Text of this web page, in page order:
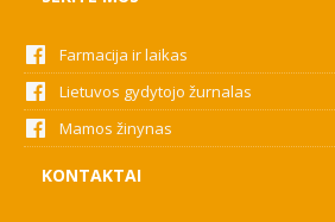
Farmacija ir laikas
Lietuvos gydytojo žurnalas
Mamos žinynas
KONTAKTAI